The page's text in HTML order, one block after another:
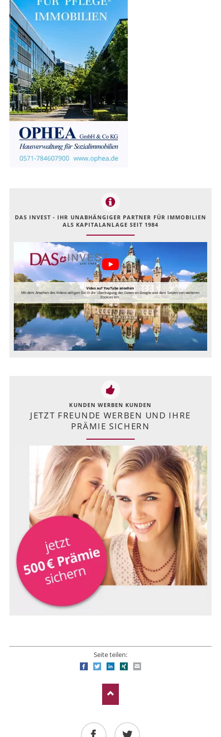
DAS INVEST - IHR UNABHÄNGIGER PARTNER FÜR IMMOBILIEN
ALS KAPITALANLAGE SEIT 1984
Video auf YouTube ansehen
Mit dem Ansehen des Videos willigen Sie in die Übertragung der Daten an Google und dem Setzen von weiteren
Cookies ein.
KUNDEN WERBEN KUNDEN
JETZT FREUNDE WERBEN UND IHRE
PRÄMIE SICHERN
Seite teilen:
FacebookTwitterLinkedIn
Xing